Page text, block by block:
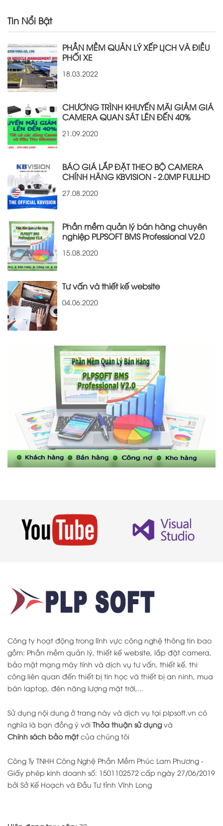
Tin Nổi Bật
PHẦN MỀM QUẢN LÝ XẾP LỊCH VÀ ĐIỀU
PHỐI XE
18.03.2022
CHƯƠNG TRÌNH KHUYẾN MÃI GIẢM GIÁ
CAMERA QUAN SÁT LÊN ĐẾN 40%
21.09.2020
BÁO GIÁ LẮP ĐẶT THEO BỘ CAMERA
CHÍNH HÃNG KBVISION - 2.0MP FULLHD
27.08.2020
Phần mềm quản lý bán hàng chuyên
nghiệp PLPSOFT BMS Professional V2.0
15.08.2020
Tư vấn và thiết kế website
04.06.2020
Công ty hoạt động trong lĩnh vực công nghệ thông tin bao
gồm: Phần mềm quản lý, thiết kế website, lắp đặt camera,
bảo mật mạng máy tính và dịch vụ tư vấn, thiết kế, thi
công liên quan đến thiết bị tin học và thiết bị an ninh, mua
bán laptop, đèn năng lượng mặt trời,...
Sử dụng nội dung ở trang này và dịch vụ tại plpsoft.vn có
nghĩa là bạn đồng ý với Thỏa thuận sử dụng và
Chính sách bảo mậtcủa chúng tôi
Công Ty TNHH Công Nghệ Phần Mềm Phúc Lam Phương -
Giấy phép kinh doanh số: 1501102572 cấp ngày 27/06/2019
bởi Sở Kế Hoạch và Đầu Tư tỉnh Vĩnh Long